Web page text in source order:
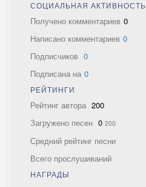
СОЦИАЛЬНАЯ АКТИВНОСТЬ
Получено комментариев 0
Написано комментариев 0
Подписчиков 0
Подписана на 0
РЕЙТИНГИ
Рейтинг автора 200
Загружено песен 0 200
Средний рейтинг песни
Всего прослушиваний
НАГРАДЫ